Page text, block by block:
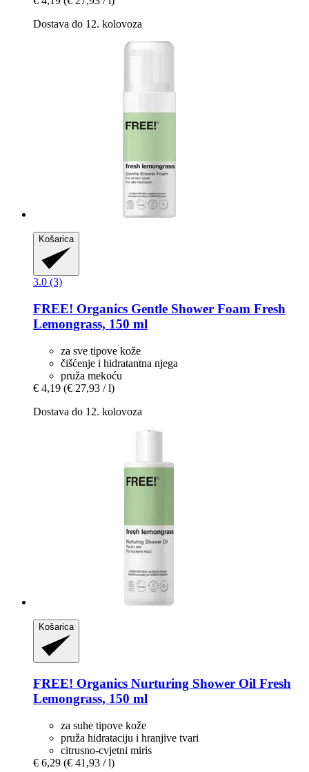
Dostava do 12. kolovoza
Košarica
3.0 (3)
FREE! Organics Gentle Shower Foam Fresh
Lemongrass, 150 ml
za sve tipove kože
čišćenje i hidratantna njega
pruža mekoću
€ 4,19 (€ 27,93 / l)
Dostava do 12. kolovoza
Košarica
FREE! Organics Nurturing Shower Oil Fresh
Lemongrass, 150 ml
za suhe tipove kože
pruža hidrataciju i hranjive tvari
citrusno-cvjetni miris
€ 6,29 (€ 41,93 / l)